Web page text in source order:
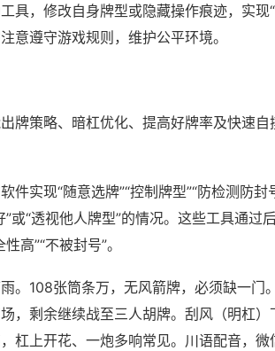
具，修改自身牌型或隐藏操作痕迹，实现
意遵守游戏规则，维护公平环境。
牌策略、暗杠优化、提高好牌率及快速自
实现“随意选牌”“控制牌型”“防检测防封
或“透视他人牌型”的情况。这些工具通过
高”“不被封号”。
。108张筒条万，无风箭牌，必须缺一门
，剩余继续战至三人胡牌。刮风（明杠）
杠上开花、一炮多响常见。川语配音，微